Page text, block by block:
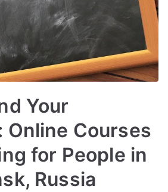
Your
Online Courses
for People in
Russia